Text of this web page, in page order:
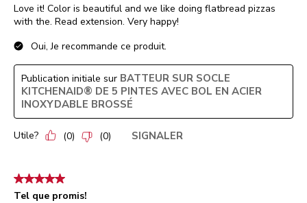
Love it! Color is beautiful and we like doing flatbread pizzas
with the. Read extension. Very happy!
Oui, Je recommande ce produit.
Publication initiale sur BATTEUR SUR SOCLE
KITCHENAID® DE 5 PINTES AVEC BOL EN ACIER
INOXYDABLE BROSSÉ
Utile? (0) (0) SIGNALER
5 étoile(s) sur 5.
Tel que promis!